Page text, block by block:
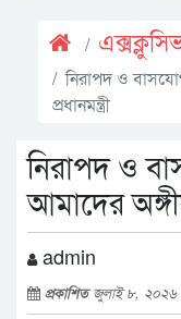
নিরাপদ ও
প্রধানমন্ত্রী
নিরাপদ ও
আমাদের
admin
প্রকাশিতজুলাই ৮, ২০২৬